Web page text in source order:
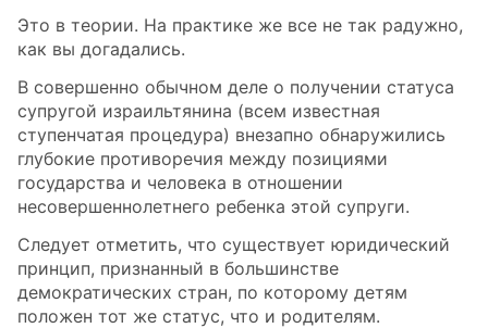
Это в теории. На практике же все не так радужно,
как вы догадались.
В совершенно обычном деле о получении статуса
супругой израильтянина (всем известная
ступенчатая процедура) внезапно обнаружились
глубокие противоречия между позициями
государства и человека в отношении
несовершеннолетнего ребенка этой супруги.
Следует отметить, что существует юридический
принцип, признанный в большинстве
демократических стран, по которому детям
положен тот же статус, что и родителям.